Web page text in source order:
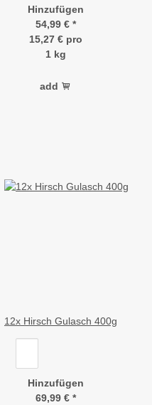
Hinzufügen
54,99 € *
15,27 € pro
1 kg
add
12x Hirsch Gulasch 400g
Hinzufügen
69,99 € *